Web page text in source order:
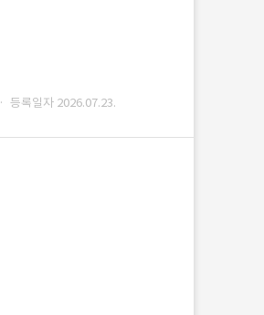
· 등록일자 2026.07.23.